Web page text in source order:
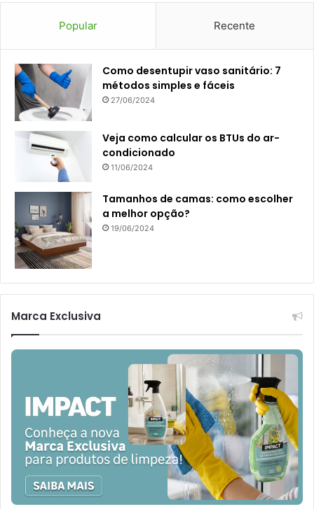
Popular Recente
Como desentupir vaso sanitário: 7
métodos simples e fáceis
27/06/2024
Veja como calcular os BTUs do ar-
condicionado
11/06/2024
Tamanhos de camas: como escolher
a melhor opção?
19/06/2024
Marca Exclusiva